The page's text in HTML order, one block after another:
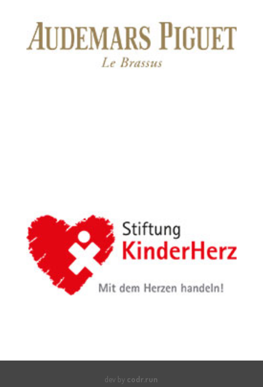
dev by codr.run